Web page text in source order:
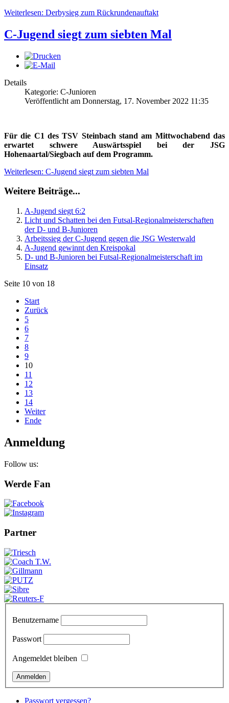
Weiterlesen: Derbysieg zum Rückrundenauftakt
C-Jugend siegt zum siebten Mal
Details
Kategorie: C-Junioren
Veröffentlicht am Donnerstag, 17. November 2022 11:35
Für die C1 des TSV Steinbach stand am Mittwochabend das
erwartet schwere Auswärtsspiel bei der JSG
Hohenaartal/Siegbach auf dem Programm.
Weiterlesen: C-Jugend siegt zum siebten Mal
Weitere Beiträge...
A-Jugend siegt 6:2
Licht und Schatten bei den Futsal-Regionalmeisterschaften
der D- und B-Junioren
Arbeitssieg der C-Jugend gegen die JSG Westerwald
A-Jugend gewinnt den Kreispokal
D- und B-Junioren bei Futsal-Regionalmeisterschaft im
Einsatz
Seite 10 von 18
Start
Zurück
5
6
7
8
9
10
11
12
13
14
Weiter
Ende
Anmeldung
Follow us:
Werde Fan
Partner
Benutzername
Passwort
Angemeldet bleiben
Passwort vergessen?